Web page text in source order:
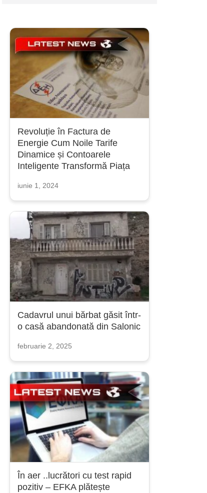
Revoluție în Factura de
Energie Cum Noile Tarife
Dinamice și Contoarele
Inteligente Transformă Piața
iunie 1, 2024
Cadavrul unui bărbat găsit într-
o casă abandonată din Salonic
februarie 2, 2025
În aer ..lucrători cu test rapid
pozitiv – EFKA plătește